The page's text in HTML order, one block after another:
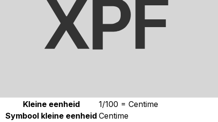
Selecteer een valuta
CFA-frank BEAC Doorgaan
Kleine eenheid
1/100 = Centime
Symbool kleine eenheid Centime